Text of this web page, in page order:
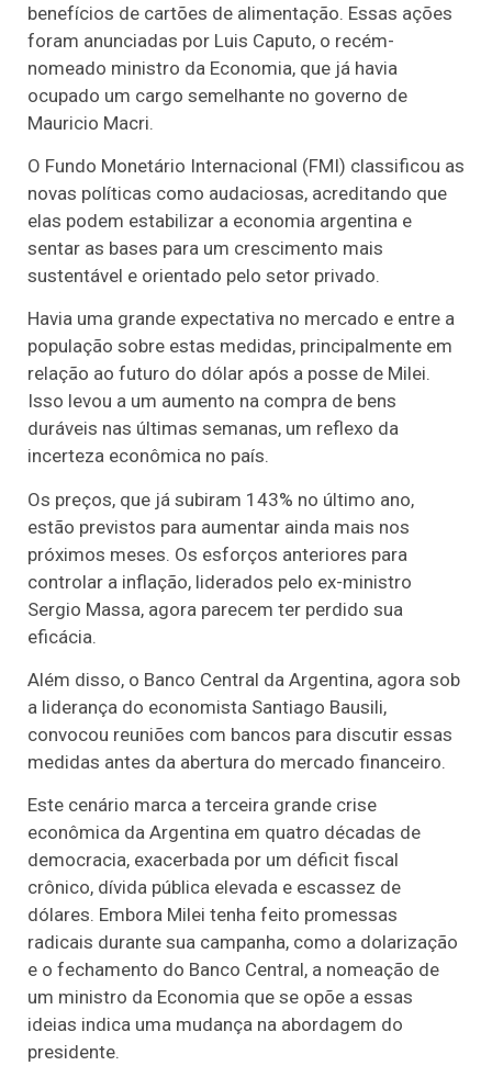
benefícios de cartões de alimentação. Essas ações
foram anunciadas por Luis Caputo, o recém-
nomeado ministro da Economia, que já havia
ocupado um cargo semelhante no governo de
Mauricio Macri.
O Fundo Monetário Internacional (FMI) classificou as
novas políticas como audaciosas, acreditando que
elas podem estabilizar a economia argentina e
sentar as bases para um crescimento mais
sustentável e orientado pelo setor privado.
Havia uma grande expectativa no mercado e entre a
população sobre estas medidas, principalmente em
relação ao futuro do dólar após a posse de Milei.
Isso levou a um aumento na compra de bens
duráveis ​​nas últimas semanas, um reflexo da
incerteza econômica no país.
Os preços, que já subiram 143% no último ano,
estão previstos para aumentar ainda mais nos
próximos meses. Os esforços anteriores para
controlar a inflação, liderados pelo ex-ministro
Sergio Massa, agora parecem ter perdido sua
eficácia.
Além disso, o Banco Central da Argentina, agora sob
a liderança do economista Santiago Bausili,
convocou reuniões com bancos para discutir essas
medidas antes da abertura do mercado financeiro.
Este cenário marca a terceira grande crise
econômica da Argentina em quatro décadas de
democracia, exacerbada por um déficit fiscal
crônico, dívida pública elevada e escassez de
dólares. Embora Milei tenha feito promessas
radicais durante sua campanha, como a dolarização
e o fechamento do Banco Central, a nomeação de
um ministro da Economia que se opõe a essas
ideias indica uma mudança na abordagem do
presidente.